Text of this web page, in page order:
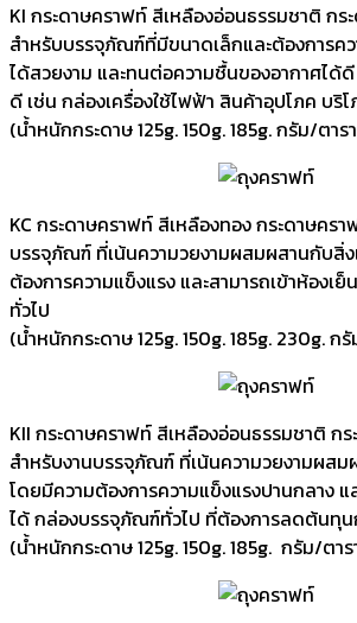
KI กระดาษคราฟท์ สีเหลืองอ่อนธรรมชาติ กร
สำหรับบรรจุภัณฑ์ที่มีขนาดเล็กและต้องการค
ได้สวยงาม และทนต่อความชื้นของอากาศได้
ดี เช่น กล่องเครื่องใช้ไฟฟ้า สินค้าอุปโภค บริ
(น้ำหนักกระดาษ 125g. 150g. 185g. กรัม/ตาร
KC กระดาษคราฟท์ สีเหลืองทอง กระดาษครา
บรรจุภัณฑ์ ที่เน้นความวยงามผสมผสานกับสิ่
ต้องการความแข็งแรง และสามารถเข้าห้องเ
ทั่วไป
(น้ำหนักกระดาษ 125g. 150g. 185g. 230g. ก
KII กระดาษคราฟท์ สีเหลืองอ่อนธรรมชาติ กร
สำหรับงานบรรจุภัณฑ์ ที่เน้นความวยงามผส
โดยมีความต้องการความแข็งแรงปานกลาง แ
ได้ กล่องบรรจุภัณฑ์ทั่วไป ที่ต้องการลดต้นทุ
(น้ำหนักกระดาษ 125g. 150g. 185g. กรัม/ตาร